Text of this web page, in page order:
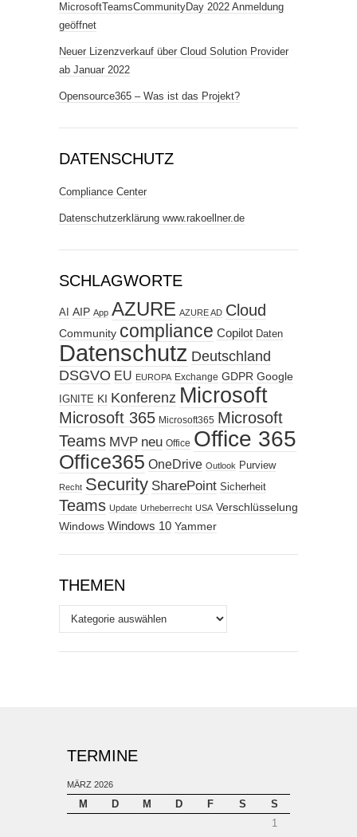
MicrosoftTeamsCommunityDay 2022 Anmeldung
geöffnet
Neuer Lizenzverkauf über Cloud Solution Provider
ab Januar 2022
Opensource365 – Was ist das Projekt?
DATENSCHUTZ
Compliance Center
Datenschutzerklärung www.rakoellner.de
SCHLAGWORTE
AI AIP App AZURE AZURE AD Cloud
Community compliance Copilot Daten
Datenschutz Deutschland
DSGVO EU EUROPA Exchange GDPR Google
IGNITE KI Konferenz Microsoft
Microsoft 365 Microsoft365 Microsoft
Teams MVP neu Office Office 365
Office365 OneDrive Outlook Purview
Recht Security SharePoint Sicherheit
Teams Update Urheberrecht USA Verschlüsselung
Windows Windows 10 Yammer
THEMEN
Themen
TERMINE
MÄRZ 2026
M D M D F S
S
1